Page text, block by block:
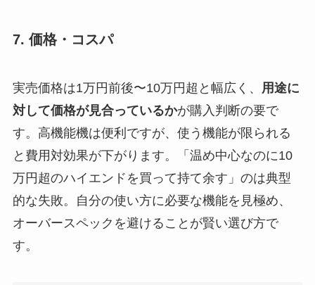
7. 価格・コスパ
実売価格は1万円前後〜10万円超と幅広く、 用途に
対して価格が見合っているかが購入判断の要で
す。高機能機は便利ですが、使う機能が限られる
と費用対効果が下がります。「温め中心なのに10
万円超のハイエンドを買って持て余す」のは典型
的な失敗。自分の使い方に必要な機能を見極め、
オーバースペックを避けることが賢い選び方で
す。